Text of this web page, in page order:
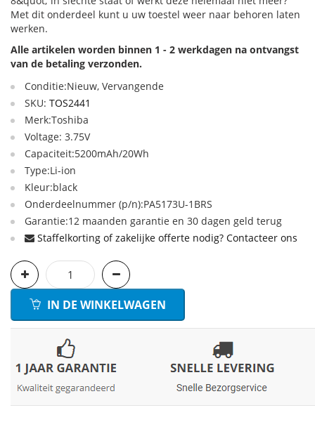
Met dit onderdeel kunt u uw toestel weer naar behoren laten
werken.
Alle artikelen worden binnen 1 - 2 werkdagen na ontvangst
van de betaling verzonden.
Conditie:Nieuw, Vervangende
SKU: TOS2441
Merk:Toshiba
Voltage: 3.75V
Capaciteit:5200mAh/20Wh
Type:Li-ion
Kleur:black
Onderdeelnummer (p/n):PA5173U-1BRS
Garantie:12 maanden garantie en 30 dagen geld terug
Staffelkorting of zakelijke offerte nodig? Contacteer ons
IN DE WINKELWAGEN